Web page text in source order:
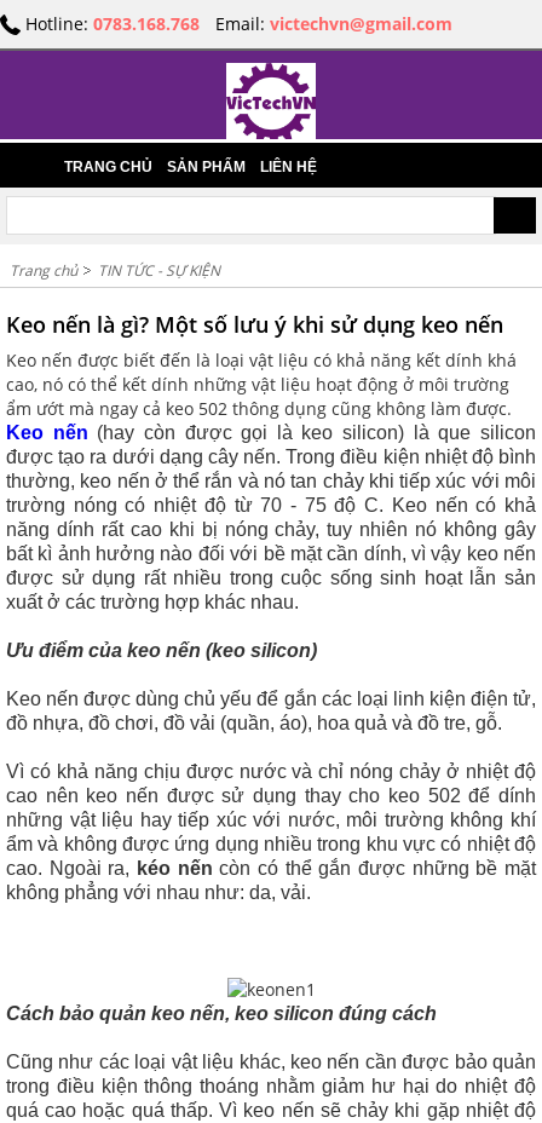
Hotline: 0783.168.768 Email: victechvn@gmail.com
TRANG CHỦ SẢN PHẨM LIÊN HỆ
Trang chủ TIN TỨC - SỰ KIỆN
Keo nến là gì? Một số lưu ý khi sử dụng keo nến
Keo nến được biết đến là loại vật liệu có khả năng kết dính khá
cao, nó có thể kết dính những vật liệu hoạt động ở môi trường
ẩm ướt mà ngay cả keo 502 thông dụng cũng không làm được.
Keo nến (hay còn được gọi là keo silicon) là que silicon
được tạo ra dưới dạng cây nến. Trong điều kiện nhiệt độ bình
thường, keo nến ở thể rắn và nó tan chảy khi tiếp xúc với môi
trường nóng có nhiệt độ từ 70 - 75 độ C. Keo nến có khả
năng dính rất cao khi bị nóng chảy, tuy nhiên nó không gây
bất kì ảnh hưởng nào đối với bề mặt cần dính, vì vậy keo nến
được sử dụng rất nhiều trong cuộc sống sinh hoạt lẫn sản
xuất ở các trường hợp khác nhau.
Ưu điểm của keo nến (keo silicon)
Keo nến được dùng chủ yếu để gắn các loại linh kiện điện tử,
đồ nhựa, đồ chơi, đồ vải (quần, áo), hoa quả và đồ tre, gỗ.
Vì có khả năng chịu được nước và chỉ nóng chảy ở nhiệt độ
cao nên keo nến được sử dụng thay cho keo 502 để dính
những vật liệu hay tiếp xúc với nước, môi trường không khí
ẩm và không được ứng dụng nhiều trong khu vực có nhiệt độ
cao. Ngoài ra, kéo nến còn có thể gắn được những bề mặt
không phẳng với nhau như: da, vải.
Cách bảo quản keo nến, keo silicon đúng cách
Cũng như các loại vật liệu khác, keo nến cần được bảo quản
trong điều kiện thông thoáng nhằm giảm hư hại do nhiệt độ
quá cao hoặc quá thấp. Vì keo nến sẽ chảy khi gặp nhiệt độ